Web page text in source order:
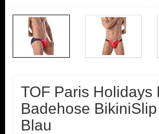
TOF Paris Holidays
Badehose
Blau